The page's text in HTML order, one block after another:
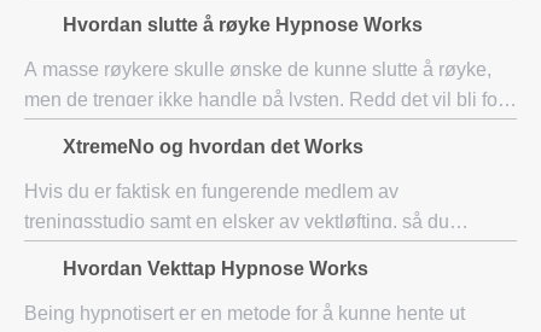
fordøyelse handler om vil fortelle oss
Hvordan slutte å røyke Hypnose Works
A masse røykere skulle ønske de kunne slutte å røyke,
men de trenger ikke handle på lysten. Redd det vil bli for
gående med den destruktive vane. D
XtremeNo og hvordan det Works
Hvis du er faktisk en fungerende medlem av
treningsstudio samt en elsker av vektløfting, så du
ikke sant? Ofte likevel, kroppen er fremdeles på
Hvordan Vekttap Hypnose Works
Being hypnotisert er en metode for å kunne hente ut